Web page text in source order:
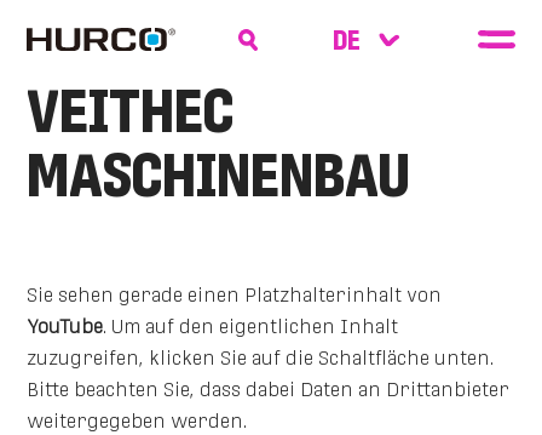
VEITHEC
MASCHINENBAU
Sie sehen gerade einen Platzhalterinhalt von
YouTube. Um auf den eigentlichen Inhalt
zuzugreifen, klicken Sie auf die Schaltfläche unten.
Bitte beachten Sie, dass dabei Daten an Drittanbieter
weitergegeben werden.